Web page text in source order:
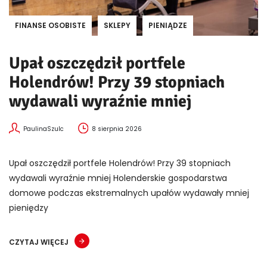
FINANSE OSOBISTE SKLEPY PIENIĄDZE
Upał oszczędził portfele
Holendrów! Przy 39 stopniach
wydawali wyraźnie mniej
PaulinaSzulc 8 sierpnia 2026
Upał oszczędził portfele Holendrów! Przy 39 stopniach
wydawali wyraźnie mniej Holenderskie gospodarstwa
domowe podczas ekstremalnych upałów wydawały mniej
pieniędzy
CZYTAJ WIĘCEJ